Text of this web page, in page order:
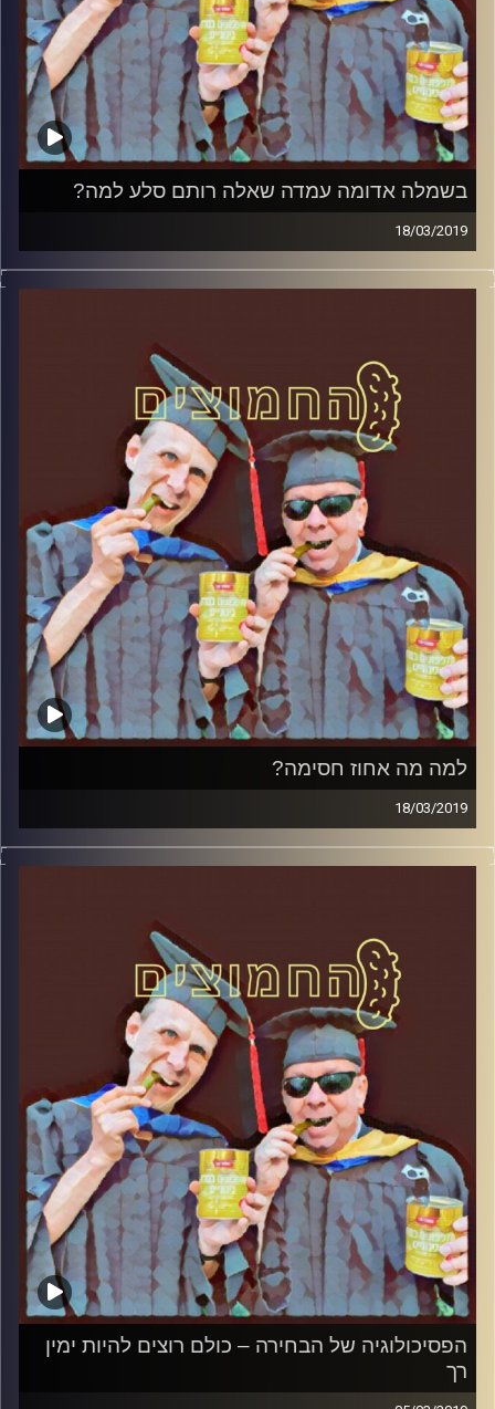
בשמלה אדומה עמדה שאלה רותם סלע למה?
18/03/2019
פרופסור בועז בן-דוד ופרופסור גלעד הירשברגר
סלע למה?
אורח – ד"ר מעוז רוזנטל, מרצה בכיר בבית ספר
לאודר לממשל דיפלומטיה ואסטרטגיה
באוניברסיטת רייכמן.
קרדיט תמונות:AudioVersity
למה מה אחוז חסימה?
18/03/2019
פרופסור בועז בן-דוד ופרופסור גלעד הירשברגר במבט
פסיכולוגי על בחירות 2019.
אורח – ד"ר מעוז רוזנטל, מרצה בכיר בבית ספר לאודר לממשל
דיפלומטיה ואסטרטגיה באוניברסיטת רייכמן.
קרדיט תמונות:AudioVersity
הפסיכולוגיה של הבחירה – כולם רוצים להיות ימין
רך